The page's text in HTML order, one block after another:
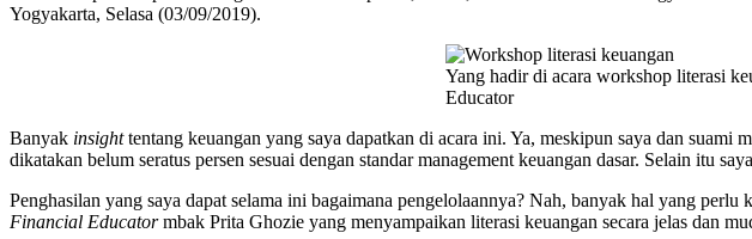
Yogyakarta, Selasa (03/09/2019).
Yang hadir di acara workshop literasi
Educator
Banyak insighttentang keuangan yang saya dapatkan di acara ini. Ya, meskipun saya dan suami
dikatakan belum seratus persen sesuai dengan standar management keuangan dasar. Selain itu
Penghasilan yang saya dapat selama ini bagaimana pengelolaannya? Nah, banyak hal yang
Financial Educatormbak Prita Ghozie yang menyampaikan literasi keuangan secara jelas dan